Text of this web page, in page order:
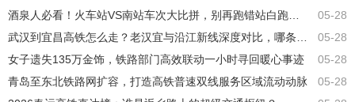
05-28
05-28
05-28
女子遗失135万金饰，铁路部门高效联动一小时寻回暖心事迹
05-28
青岛至东北铁路网扩容，打造高铁普速双线服务区域流动动脉